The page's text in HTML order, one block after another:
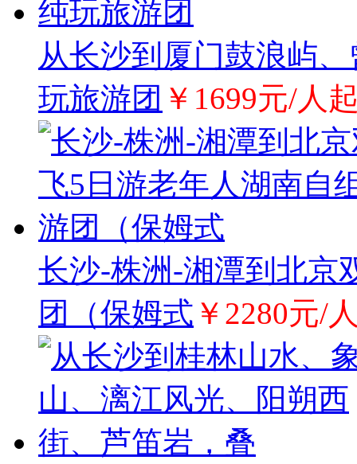
从长沙到厦门鼓浪屿
玩旅游团 ￥1699元/人
长沙-株洲-湘潭到北京
团（保姆式 ￥2280元/